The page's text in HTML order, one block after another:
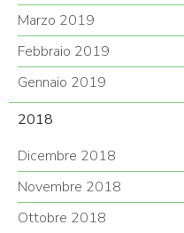
Marzo 2019
Febbraio 2019
Gennaio 2019
2018
Dicembre 2018
Novembre 2018
Ottobre 2018